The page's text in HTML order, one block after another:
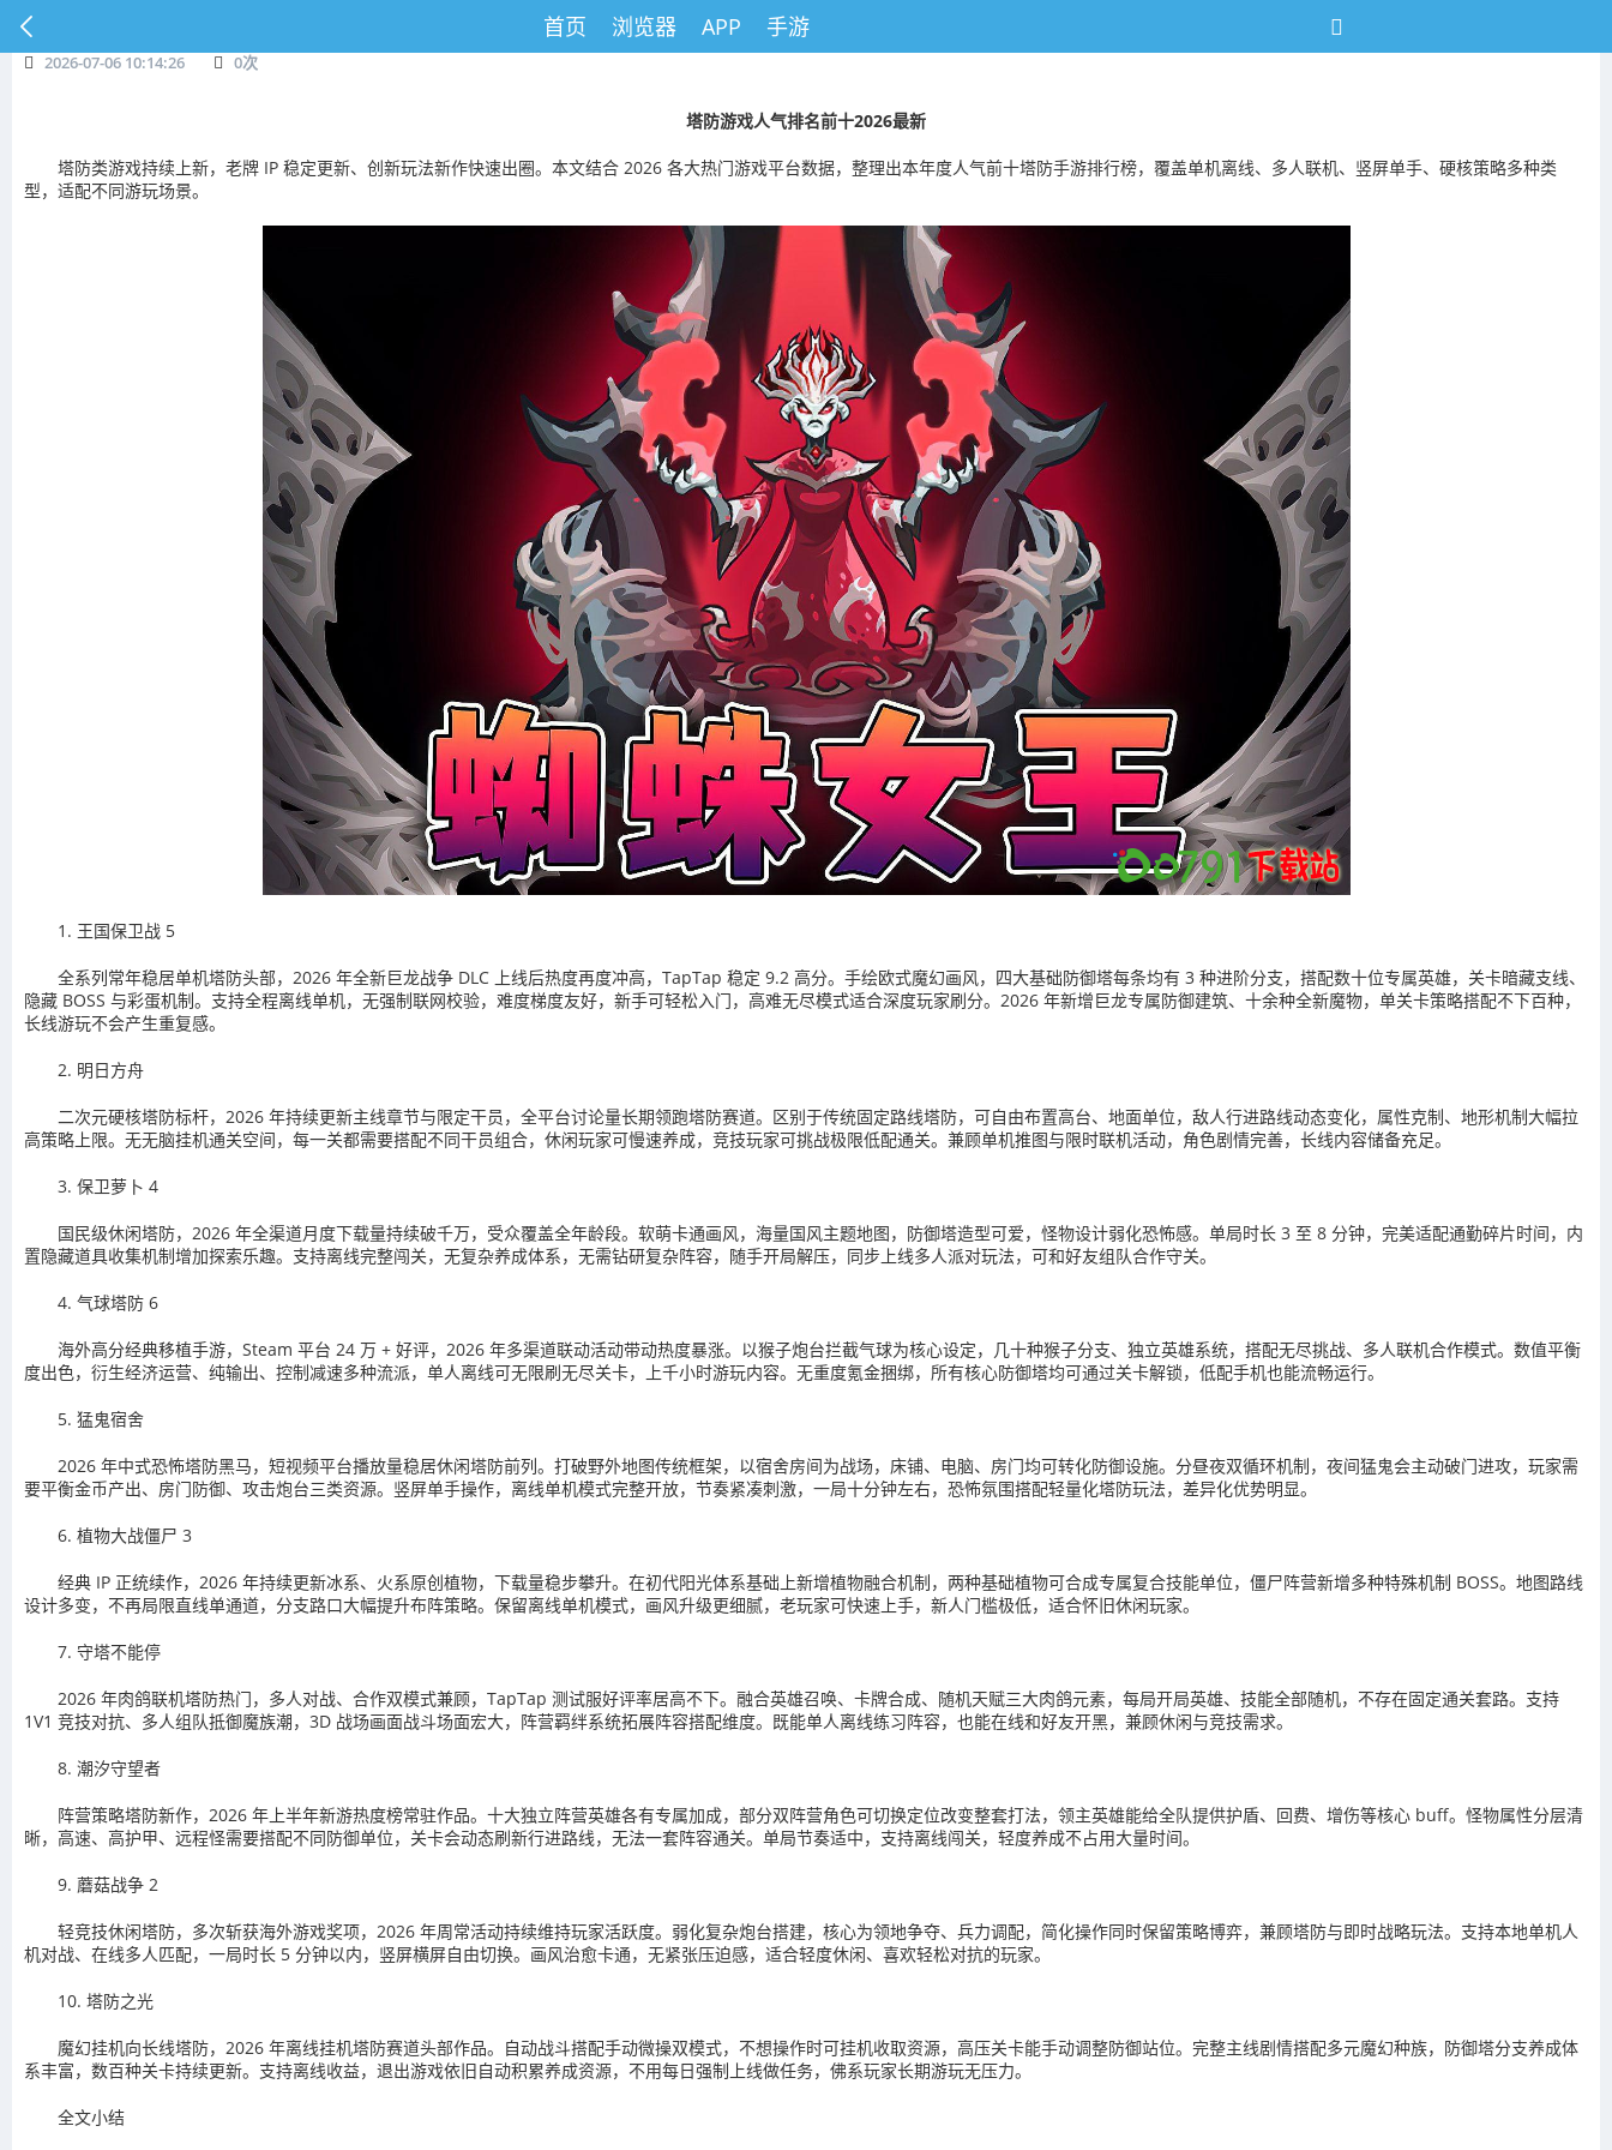
首页 浏览器 APP 手游
2026-07-06 10:14:26 0次
塔防游戏人气排名前十2026最新
塔防类游戏持续上新，老牌 IP 稳定更新、创新玩法新作快速出圈。本文结合 2026 各大热门游戏平台数据，整理出本年度人气前十塔防手游排行榜，覆盖单机离线、多人联机、竖屏单手、硬核策略多种类
型，适配不同游玩场景。
1. 王国保卫战 5
全系列常年稳居单机塔防头部，2026 年全新巨龙战争 DLC 上线后热度再度冲高，TapTap 稳定 9.2 高分。手绘欧式魔幻画风，四大基础防御塔每条均有 3 种进阶分支，搭配数十位专属英雄，关卡暗藏支线、
隐藏 BOSS 与彩蛋机制。支持全程离线单机，无强制联网校验，难度梯度友好，新手可轻松入门，高难无尽模式适合深度玩家刷分。2026 年新增巨龙专属防御建筑、十余种全新魔物，单关卡策略搭配不下百种，
长线游玩不会产生重复感。
2. 明日方舟
二次元硬核塔防标杆，2026 年持续更新主线章节与限定干员，全平台讨论量长期领跑塔防赛道。区别于传统固定路线塔防，可自由布置高台、地面单位，敌人行进路线动态变化，属性克制、地形机制大幅拉
高策略上限。无无脑挂机通关空间，每一关都需要搭配不同干员组合，休闲玩家可慢速养成，竞技玩家可挑战极限低配通关。兼顾单机推图与限时联机活动，角色剧情完善，长线内容储备充足。
3. 保卫萝卜 4
国民级休闲塔防，2026 年全渠道月度下载量持续破千万，受众覆盖全年龄段。软萌卡通画风，海量国风主题地图，防御塔造型可爱，怪物设计弱化恐怖感。单局时长 3 至 8 分钟，完美适配通勤碎片时间，内
置隐藏道具收集机制增加探索乐趣。支持离线完整闯关，无复杂养成体系，无需钻研复杂阵容，随手开局解压，同步上线多人派对玩法，可和好友组队合作守关。
4. 气球塔防 6
海外高分经典移植手游，Steam 平台 24 万 + 好评，2026 年多渠道联动活动带动热度暴涨。以猴子炮台拦截气球为核心设定，几十种猴子分支、独立英雄系统，搭配无尽挑战、多人联机合作模式。数值平衡
度出色，衍生经济运营、纯输出、控制减速多种流派，单人离线可无限刷无尽关卡，上千小时游玩内容。无重度氪金捆绑，所有核心防御塔均可通过关卡解锁，低配手机也能流畅运行。
5. 猛鬼宿舍
2026 年中式恐怖塔防黑马，短视频平台播放量稳居休闲塔防前列。打破野外地图传统框架，以宿舍房间为战场，床铺、电脑、房门均可转化防御设施。分昼夜双循环机制，夜间猛鬼会主动破门进攻，玩家需
要平衡金币产出、房门防御、攻击炮台三类资源。竖屏单手操作，离线单机模式完整开放，节奏紧凑刺激，一局十分钟左右，恐怖氛围搭配轻量化塔防玩法，差异化优势明显。
6. 植物大战僵尸 3
经典 IP 正统续作，2026 年持续更新冰系、火系原创植物，下载量稳步攀升。在初代阳光体系基础上新增植物融合机制，两种基础植物可合成专属复合技能单位，僵尸阵营新增多种特殊机制 BOSS。地图路线
设计多变，不再局限直线单通道，分支路口大幅提升布阵策略。保留离线单机模式，画风升级更细腻，老玩家可快速上手，新人门槛极低，适合怀旧休闲玩家。
7. 守塔不能停
2026 年肉鸽联机塔防热门，多人对战、合作双模式兼顾，TapTap 测试服好评率居高不下。融合英雄召唤、卡牌合成、随机天赋三大肉鸽元素，每局开局英雄、技能全部随机，不存在固定通关套路。支持
1V1 竞技对抗、多人组队抵御魔族潮，3D 战场画面战斗场面宏大，阵营羁绊系统拓展阵容搭配维度。既能单人离线练习阵容，也能在线和好友开黑，兼顾休闲与竞技需求。
8. 潮汐守望者
阵营策略塔防新作，2026 年上半年新游热度榜常驻作品。十大独立阵营英雄各有专属加成，部分双阵营角色可切换定位改变整套打法，领主英雄能给全队提供护盾、回费、增伤等核心 buff。怪物属性分层清
晰，高速、高护甲、远程怪需要搭配不同防御单位，关卡会动态刷新行进路线，无法一套阵容通关。单局节奏适中，支持离线闯关，轻度养成不占用大量时间。
9. 蘑菇战争 2
轻竞技休闲塔防，多次斩获海外游戏奖项，2026 年周常活动持续维持玩家活跃度。弱化复杂炮台搭建，核心为领地争夺、兵力调配，简化操作同时保留策略博弈，兼顾塔防与即时战略玩法。支持本地单机人
机对战、在线多人匹配，一局时长 5 分钟以内，竖屏横屏自由切换。画风治愈卡通，无紧张压迫感，适合轻度休闲、喜欢轻松对抗的玩家。
10. 塔防之光
魔幻挂机向长线塔防，2026 年离线挂机塔防赛道头部作品。自动战斗搭配手动微操双模式，不想操作时可挂机收取资源，高压关卡能手动调整防御站位。完整主线剧情搭配多元魔幻种族，防御塔分支养成体
系丰富，数百种关卡持续更新。支持离线收益，退出游戏依旧自动积累养成资源，不用每日强制上线做任务，佛系玩家长期游玩无压力。
全文小结